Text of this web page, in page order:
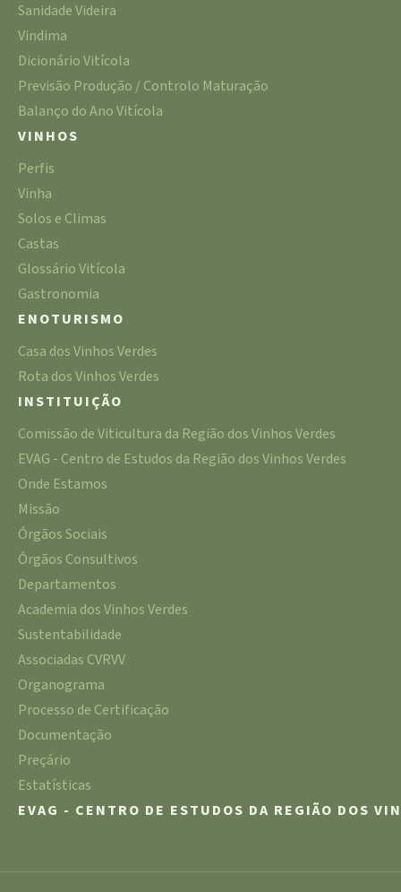
Sanidade Videira
Vindima
Dicionário Vitícola
Previsão Produção / Controlo Maturação
Balanço do Ano Vitícola
VINHOS
Perfis
Vinha
Solos e Climas
Castas
Glossário Vitícola
Gastronomia
ENOTURISMO
Casa dos Vinhos Verdes
Rota dos Vinhos Verdes
INSTITUIÇÃO
Comissão de Viticultura da Região dos Vinhos Verdes
EVAG - Centro de Estudos da Região dos Vinhos Verdes
Onde Estamos
Missão
Órgãos Sociais
Órgãos Consultivos
Departamentos
Academia dos Vinhos Verdes
Sustentabilidade
Associadas CVRVV
Organograma
Processo de Certificação
Documentação
Preçário
Estatísticas
EVAG - CENTRO DE ESTUDOS DA REGIÃO DOS